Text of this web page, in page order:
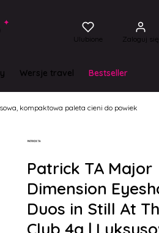
Ulubione Zaloguj się
Wersje travel Bestseller
kompaktowa paleta cieni do powiek
Patrick TA Major
Dimension
Duos in Still At